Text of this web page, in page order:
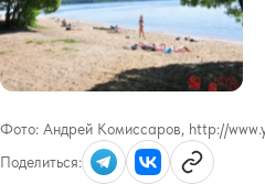
Фото: Андрей Комиссаров, http://
Поделиться: